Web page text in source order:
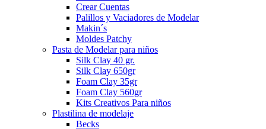
Crear Cuentas
Palillos y Vaciadores de Modelar
Makin´s
Moldes Patchy
Pasta de Modelar para niños
Silk Clay 40 gr.
Silk Clay 650gr
Foam Clay 35gr
Foam Clay 560gr
Kits Creativos Para niños
Plastilina de modelaje
Becks